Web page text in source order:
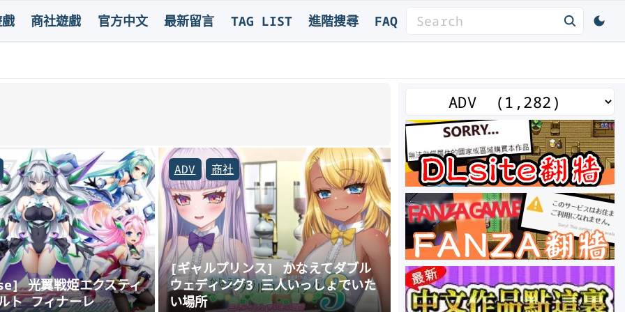
商社遊戲 官方中文 最新留言 TAG LIST 進階搜尋 FAQ
f
o
r
:
光翼戦姫エクスティ
ト フィナーレ
ADV 商社
[ギャルプリンス] かなえてダブル
ウェディング3 三人いっしょでいた
い場所
類